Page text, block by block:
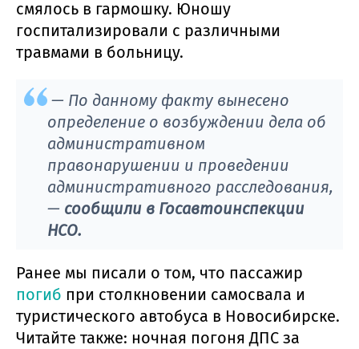
смялось в гармошку. Юношу
госпитализировали с различными
травмами в больницу.
— По данному факту вынесено
определение о возбуждении дела об
административном
правонарушении и проведении
административного расследования,
— сообщили в Госавтоинспекции
НСО.
Ранее мы писали о том, что пассажир
погиб при столкновении самосвала и
туристического автобуса в Новосибирске.
Читайте также: ночная погоня ДПС за